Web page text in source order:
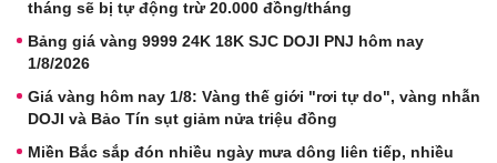
tháng sẽ bị tự động trừ 20.000 đồng/tháng
Bảng giá vàng 9999 24K 18K SJC DOJI PNJ hôm nay
1/8/2026
Giá vàng hôm nay 1/8: Vàng thế giới "rơi tự do", vàng nhẫn
DOJI và Bảo Tín sụt giảm nửa triệu đồng
Miền Bắc sắp đón nhiều ngày mưa dông liên tiếp, nhiều